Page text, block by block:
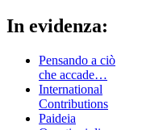
In evidenza:
Pensando a ciò
che accade…
International
Contributions
Paideia